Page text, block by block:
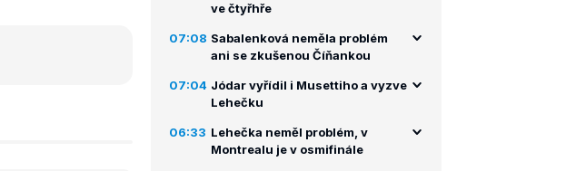
ve čtyřhře
07:08 Sabalenková neměla problém
ani se zkušenou Číňankou
07:04 Jódar vyřídil i Musettiho a vyzve
Lehečku
06:33 Lehečka neměl problém, v
Montrealu je v osmifinále